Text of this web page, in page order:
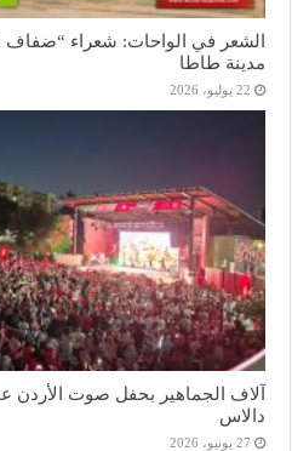
الشعر في الواحات: شعراء “ضفاف
مدينة طاطا
22 يوليو، 2026
آلاف الجماهير بحفل صوت الأردن
دالاس
27 يونيو، 2026